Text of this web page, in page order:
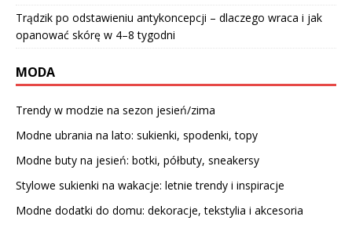
Trądzik po odstawieniu antykoncepcji – dlaczego wraca i jak
opanować skórę w 4–8 tygodni
MODA
Trendy w modzie na sezon jesień/zima
Modne ubrania na lato: sukienki, spodenki, topy
Modne buty na jesień: botki, półbuty, sneakersy
Stylowe sukienki na wakacje: letnie trendy i inspiracje
Modne dodatki do domu: dekoracje, tekstylia i akcesoria